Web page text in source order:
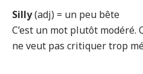
Silly(adj) = un peu bête
C’est un mot plutôt modéré.
ne veut pas critiquer trop